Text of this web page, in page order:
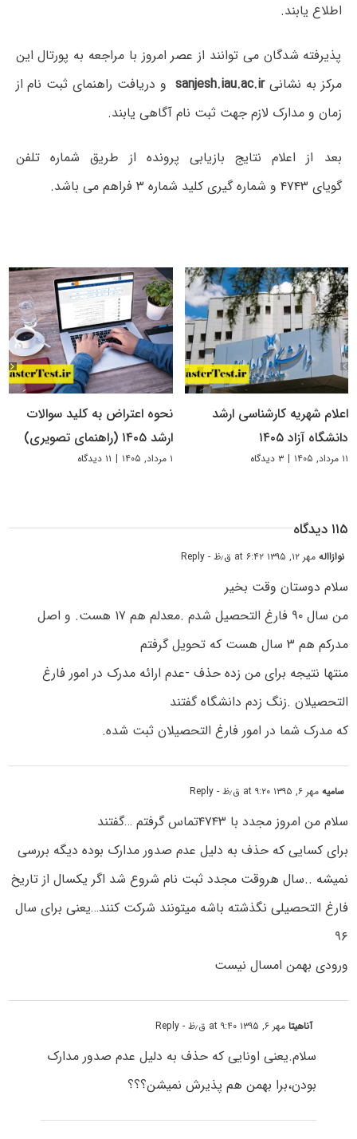
اطلاع یابند.
پذیرفته شدگان می توانند از عصر امروز با مراجعه به پورتال این
مرکز به نشانی sanjesh.iau.ac.ir و دریافت راهنمای ثبت نام از
زمان و مدارک لازم جهت ثبت نام آگاهی یابند.
بعد از اعلام نتایج بازیابی پرونده از طریق شماره تلفن
گویای ۴۷۴۳ و شماره گیری کلید شماره ۳ فراهم می باشد.
اعلام شهریه کارشناسی ارشد
دانشگاه آزاد ۱۴۰۵
۱۱ مرداد, ۱۴۰۵ | ۳ دیدگاه
نحوه اعتراض به کلید سوالات
ارشد ۱۴۰۵ (راهنمای تصویری)
۱ مرداد, ۱۴۰۵ | ۱۱ دیدگاه
۱۱۵ دیدگاه
نوازاالهمهر ۱۲, ۱۳۹۵ at ۶:۴۲ ق٫ظ - Reply
سلام دوستان وقت بخیر
من سال ۹۰ فارغ التحصیل شدم .معدلم هم ۱۷ هست. و اصل
مدرکم هم ۳ سال هست که تحویل گرفتم
منتها نتیجه برای من زده حذف -عدم ارائه مدرک در امور فارغ
التحصیلان .زنگ زدم دانشگاه گفتند
که مدرک شما در امور فارغ التحصیلان ثبت شده.
سامیهمهر ۶, ۱۳۹۵ at ۹:۲۰ ق٫ظ - Reply
سلام من امروز مجدد با ۴۷۴۳تماس گرفتم …گفتند
برای کسایی که حذف به دلیل عدم صدور مدارک بوده دیگه بررسی
نمیشه ..سال هروقت مجدد ثبت نام شروع شد اگر یکسال از تاریخ
فارغ التحصیلی نگذشته باشه میتونند شرکت کنند…یعنی برای سال
۹۶
ورودی بهمن امسال نیست
آناهیتامهر ۶, ۱۳۹۵ at ۹:۴۰ ق٫ظ - Reply
سلام.یعنی اونایی که حذف به دلیل عدم صدور مدارک
بودن،برا بهمن هم پذیرش نمیشن؟؟؟